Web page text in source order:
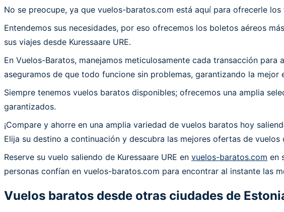
No se preocupe, ya que vuelos-baratos.com está aquí para ofrecerle
Entendemos sus necesidades, por eso ofrecemos los boletos aéreos
sus viajes desde Kuressaare URE.
En Vuelos-Baratos, manejamos meticulosamente cada transacción
aseguramos de que todo funcione sin problemas, garantizando la mejor
Siempre tenemos vuelos baratos disponibles; ofrecemos una amplia
garantizados.
¡Compare y ahorre en una amplia variedad de vuelos baratos hoy
Elija su destino a continuación y descubra las mejores ofertas de vuelos
Reserve su vuelo saliendo de Kuressaare URE en vuelos-baratos.com en
personas confían en vuelos-baratos.com para encontrar al instante las
Vuelos baratos desde otras ciudades de